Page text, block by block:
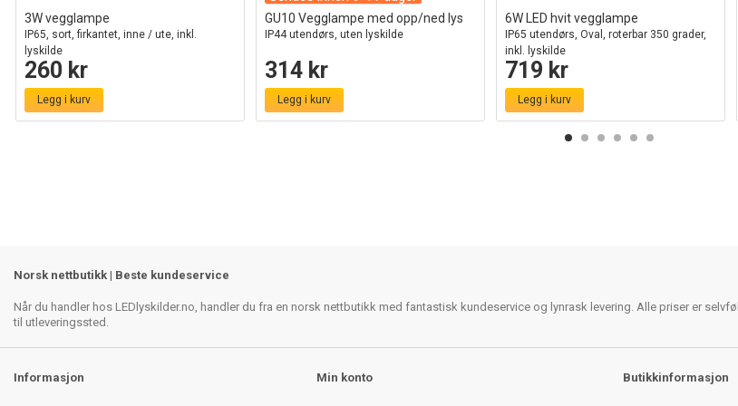
3W vegglampe
IP65, sort, firkantet, inne / ute, inkl.
lyskilde
260 kr
Legg i kurv
GU10 Vegglampe med opp/ned lys
IP44 utendørs, uten lyskilde
314 kr
Legg i kurv
6W LED hvit vegglampe
IP65 utendørs, Oval, roterbar 350 grader,
inkl. lyskilde
719 kr
Legg i kurv
Norsk nettbutikk | Beste kundeservice
Når du handler hos LEDlyskilder.no, handler du fra en norsk nettbutikk med fantastisk kundeservice og lynrask levering. Alle priser er
til utleveringssted.
Informasjon Min konto Butikkinformasjon